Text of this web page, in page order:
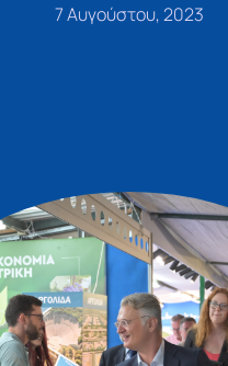
7 Αυγούστου, 2023